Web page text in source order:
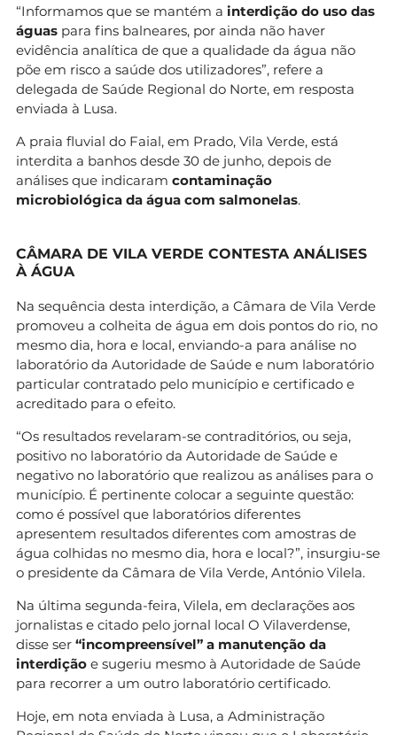
“Informamos que se mantém a interdição do uso das
águas para fins balneares, por ainda não haver
evidência analítica de que a qualidade da água não
põe em risco a saúde dos utilizadores”, refere a
delegada de Saúde Regional do Norte, em resposta
enviada à Lusa.
A praia fluvial do Faial, em Prado, Vila Verde, está
interdita a banhos desde 30 de junho, depois de
análises que indicaram contaminação
microbiológica da água com salmonelas.
CÂMARA DE VILA VERDE CONTESTA ANÁLISES
À ÁGUA
Na sequência desta interdição, a Câmara de Vila Verde
promoveu a colheita de água em dois pontos do rio, no
mesmo dia, hora e local, enviando-a para análise no
laboratório da Autoridade de Saúde e num laboratório
particular contratado pelo município e certificado e
acreditado para o efeito.
“Os resultados revelaram-se contraditórios, ou seja,
positivo no laboratório da Autoridade de Saúde e
negativo no laboratório que realizou as análises para o
município. É pertinente colocar a seguinte questão:
como é possível que laboratórios diferentes
apresentem resultados diferentes com amostras de
água colhidas no mesmo dia, hora e local?”, insurgiu-se
o presidente da Câmara de Vila Verde, António Vilela.
Na última segunda-feira, Vilela, em declarações aos
jornalistas e citado pelo jornal local O Vilaverdense,
disse ser “incompreensível” a manutenção da
interdição e sugeriu mesmo à Autoridade de Saúde
para recorrer a um outro laboratório certificado.
Hoje, em nota enviada à Lusa, a Administração